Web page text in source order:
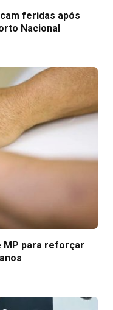
feridas após
Nacional
MP para reforçar